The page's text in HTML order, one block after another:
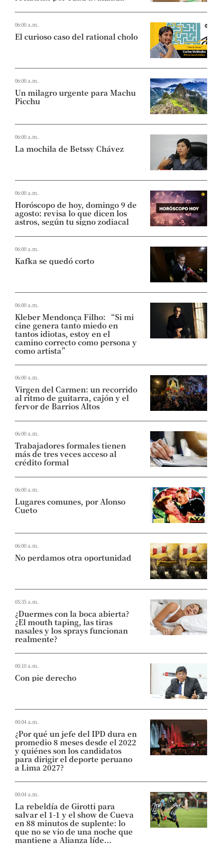
06:00 a.m.
El curioso caso del rational cholo
06:00 a.m.
Un milagro urgente para Machu
Picchu
06:00 a.m.
La mochila de Betssy Chávez
06:00 a.m.
Horóscopo de hoy, domingo 9 de
agosto: revisa lo que dicen los
astros, según tu signo zodiacal
06:00 a.m.
Kafka se quedó corto
06:00 a.m.
Kleber Mendonça Filho: “Si mi
cine genera tanto miedo en
tantos idiotas, estoy en el
camino correcto como persona y
como artista”
06:00 a.m.
Virgen del Carmen: un recorrido
al ritmo de guitarra, cajón y el
fervor de Barrios Altos
06:00 a.m.
Trabajadores formales tienen
más de tres veces acceso al
crédito formal
06:00 a.m.
Lugares comunes, por Alonso
Cueto
06:00 a.m.
No perdamos otra oportunidad
05:35 a.m.
¿Duermes con la boca abierta?
¿El mouth taping, las tiras
nasales y los sprays funcionan
realmente?
00:10 a.m.
Con pie derecho
00:04 a.m.
¿Por qué un jefe del IPD dura en
promedio 8 meses desde el 2022
y quiénes son los candidatos
para dirigir el deporte peruano
a Lima 2027?
00:04 a.m.
La rebeldía de Girotti para
salvar el 1-1 y el show de Cueva
en 88 minutos de suplente: lo
que no se vio de una noche que
mantiene a Alianza líde...